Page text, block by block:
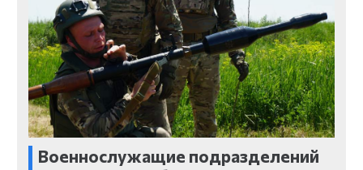
Военнослужащие подразделений